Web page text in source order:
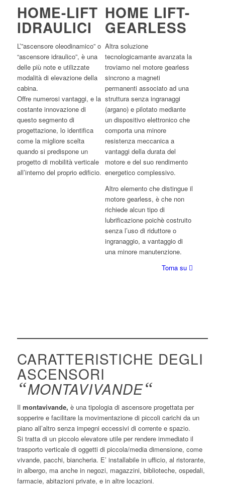
HOME-LIFT
IDRAULICI
L’”ascensore oleodinamico” o
“ascensore idraulico”, è una
delle più note e utilizzate
modalità di elevazione della
cabina.
Offre numerosi vantaggi, e la
costante innovazione di
questo segmento di
progettazione, lo identifica
come la migliore scelta
quando si predispone un
progetto di mobilità verticale
all’interno del proprio edificio.
HOME LIFT-
GEARLESS
Altra soluzione
tecnologicamante avanzata la
troviamo nel motore gearless
sincrono a magneti
permanenti associato ad una
struttura senza ingranaggi
(argano) e pilotato mediante
un dispositivo elettronico che
comporta una minore
resistenza meccanica a
vantaggi della durata del
motore e del suo rendimento
energetico complessivo.
Altro elemento che distingue il
motore gearless, è che non
richiede alcun tipo di
lubrificazione poichè costruito
senza l’uso di riduttore o
ingranaggio, a vantaggio di
una minore manutenzione.
Torna su
CARATTERISTICHE DEGLI
ASCENSORI
“MONTAVIVANDE“
Il montavivande, è una tipologia di ascensore progettata per
sopperire e facilitare la movimentazione di piccoli carichi da un
piano all’altro senza impegni eccessivi di corrente e spazio.
Si tratta di un piccolo elevatore utile per rendere immediato il
trasporto verticale di oggetti di piccola/media dimensione, come
vivande, pacchi, biancheria. E’ installabile in ufficio, al ristorante,
in albergo, ma anche in negozi, magazzini, biblioteche, ospedali,
farmacie, abitazioni private, e in altre locazioni.